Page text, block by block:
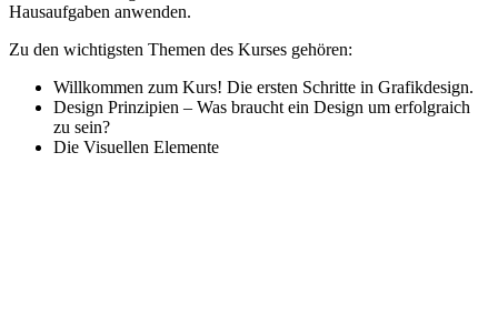
Hausaufgaben anwenden.
Zu den wichtigsten Themen des Kurses gehören:
Willkommen zum Kurs! Die ersten Schritte in Grafikdesign.
Design Prinzipien – Was braucht ein Design um erfolgraich
zu sein?
Die Visuellen Elemente